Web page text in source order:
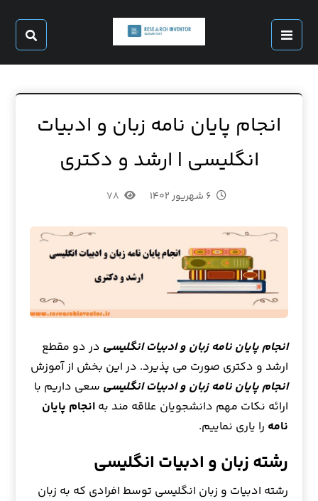
انجام پایان نامه زبان و ادبیات
انگلیسی | ارشد و دکتری
۶ شهریور ۱۴۰۲ ۷۸
انجام پایان نامه زبان و ادبیات انگلیسی در دو مقطع
ارشد و دکتری صورت می پذیرد. در این بخش از آموزش
انجام پایان نامه زبان و ادبیات انگلیسی سعی داریم با
ارائه نکات مهم دانشجویان علاقه مند بهانجام پایان
نامه را یاری نماییم.
رشته زبان و ادبیات انگلیسی
رشته ادبیات و زبان انگلیسی توسط افرادی که به زبان